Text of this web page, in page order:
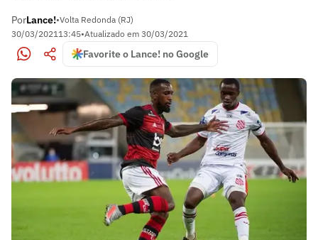
PorLance!•Volta Redonda (RJ)
30/03/202113:45•Atualizado em 30/03/2021
Favorite o Lance! no Google